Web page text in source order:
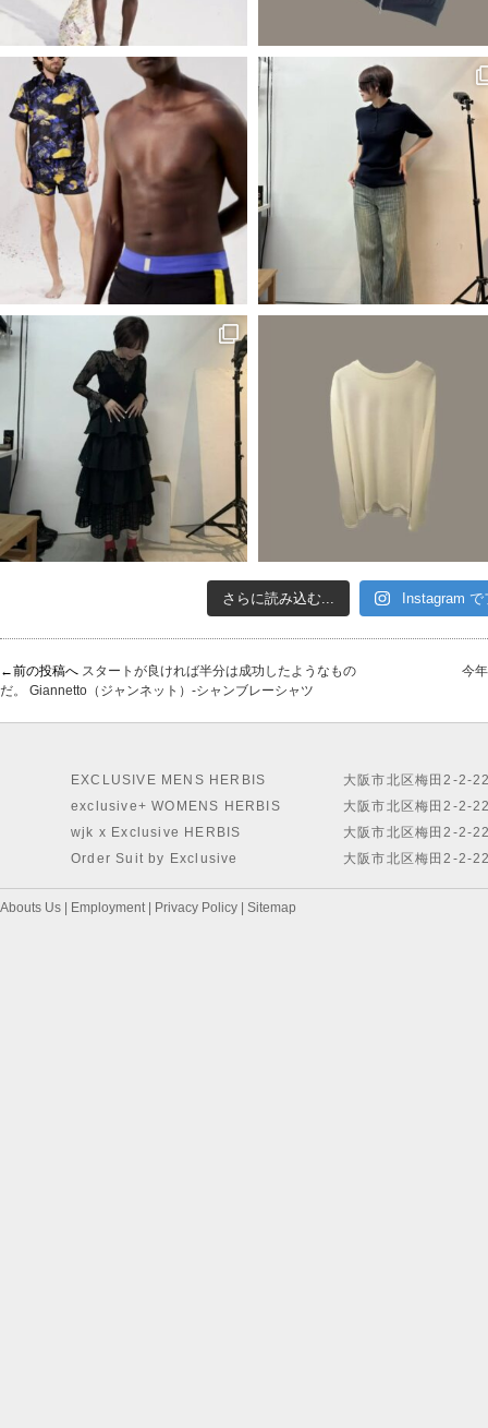
さらに読み込む... Instagram
←前の投稿へ スタートが良ければ半分は成功したようなもの
だ。 Giannetto（ジャンネット）-シャンブレーシャツ
今
EXCLUSIVE MENS HERBIS
exclusive+ WOMENS HERBIS
wjk x Exclusive HERBIS
Order Suit by Exclusive
大阪市北区梅田2-2-
大阪市北区梅田2-2-
大阪市北区梅田2-2-
大阪市北区梅田2-2-
Abouts Us Employment| Privacy Policy Sitemap